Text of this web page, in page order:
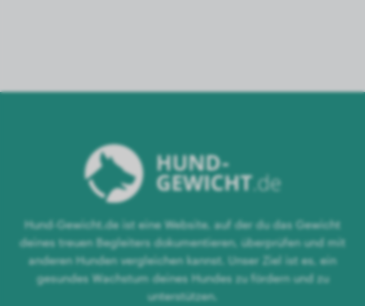
Hund-Gewicht.de ist eine Website, auf der du das Gewicht
deines treuen Begleiters dokumentieren, überprüfen und mit
anderen Hunden vergleichen kannst. Unser Ziel ist es, ein
gesundes Wachstum deines Hundes zu fördern und zu
unterstützen.